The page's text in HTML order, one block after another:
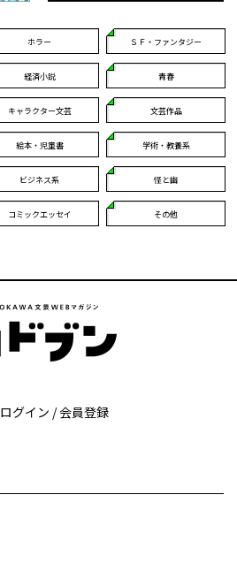
ホラー ＳＦ・ファンタジー
経済小説 青春
キャラクター文芸 文芸作品
絵本・児童書 学術・教養系
ビジネス系 怪と幽
コミックエッセイ その他
ログイン / 会員登録